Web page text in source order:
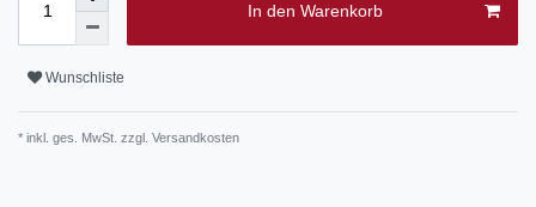
In den Warenkorb
Wunschliste
* inkl. ges. MwSt. zzgl. Versandkosten